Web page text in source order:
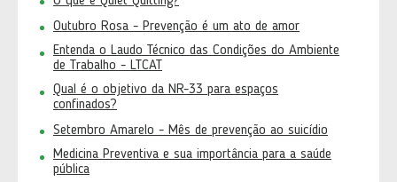
Outubro Rosa - Prevenção é um ato de amor
Entenda o Laudo Técnico das Condições do Ambiente
de Trabalho - LTCAT
Qual é o objetivo da NR-33 para espaços
confinados?
Setembro Amarelo - Mês de prevenção ao suicídio
Medicina Preventiva e sua importância para a saúde
pública